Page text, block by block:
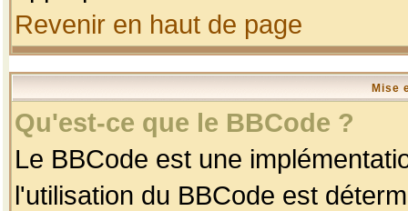
Revenir en haut de page
Mise
Qu'est-ce que le BBCode ?
Le BBCode est une
l'utilisation du BBCode est